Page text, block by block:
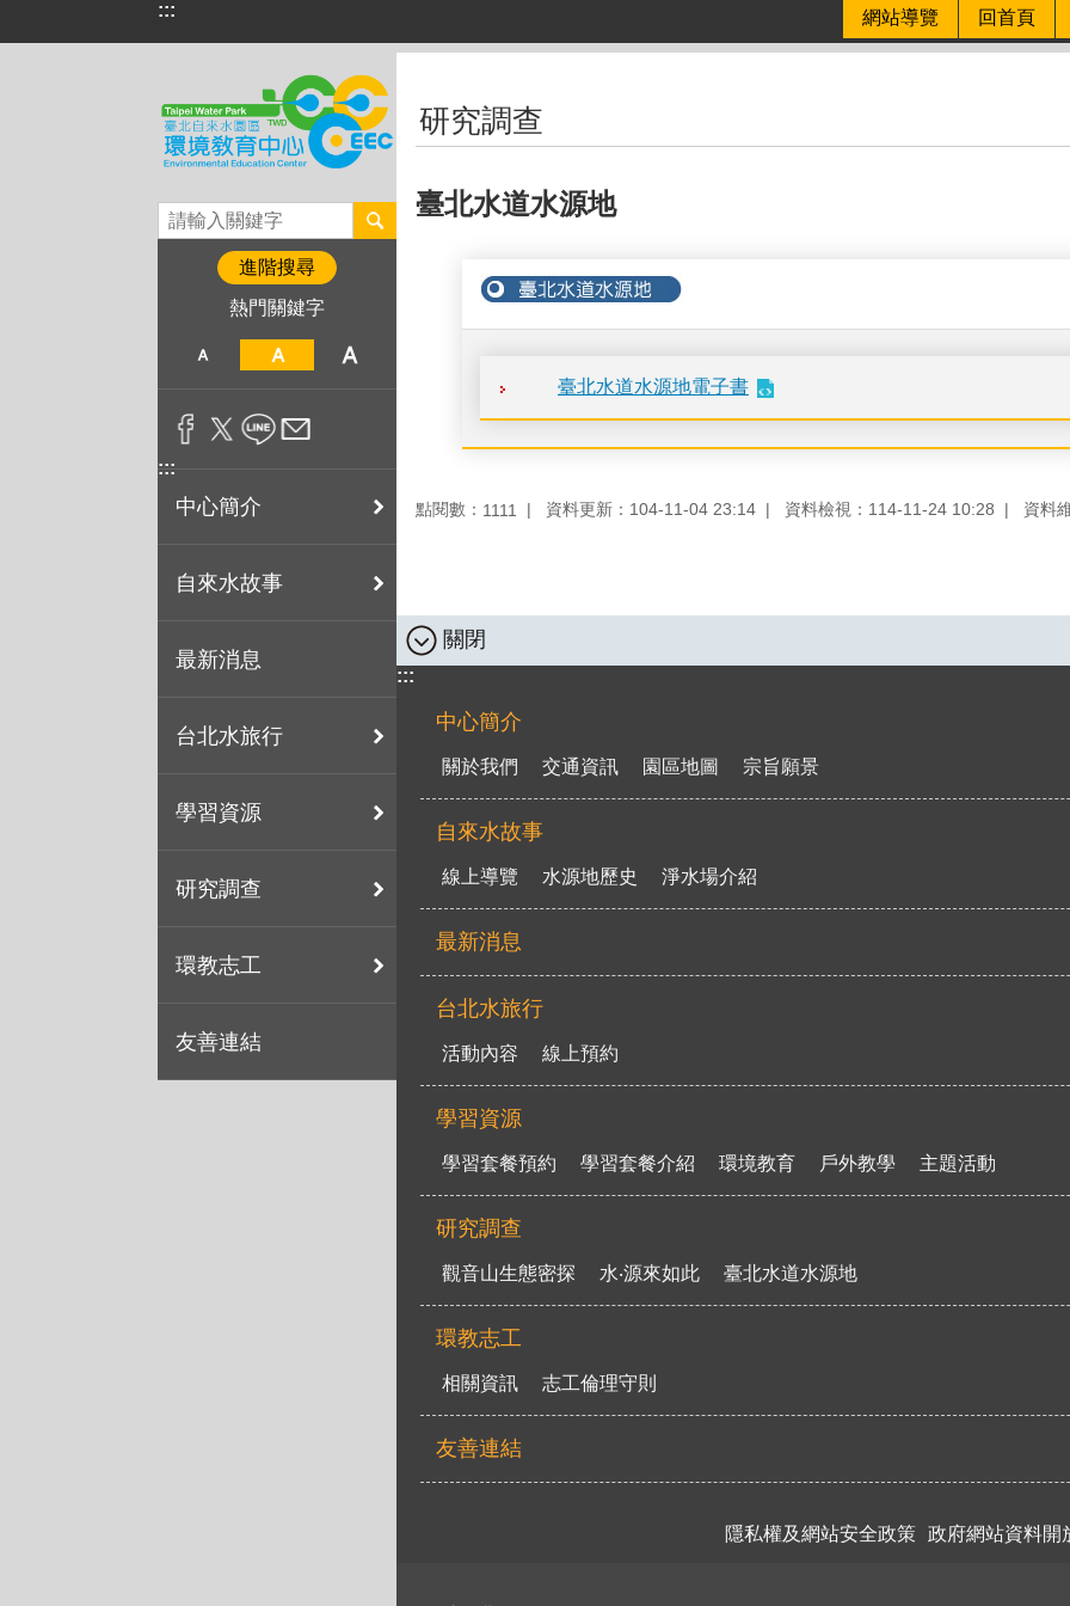
跳到主要內容區塊
::: 網站導覽 回首頁
進階搜尋
熱門關鍵字
:::
中心簡介
自來水故事
最新消息
台北水旅行
學習資源
研究調查
環教志工
友善連結
研究調查
臺北水道水源地
臺北水道水源地電子書
點閱數： 1111 資料更新：104-11-04 23:14 資料檢視：114-11-24 10:28 資料
關閉
:::
中心簡介
關於我們 交通資訊 園區地圖 宗旨願景
自來水故事
線上導覽 水源地歷史 淨水場介紹
最新消息
台北水旅行
活動內容 線上預約
學習資源
學習套餐預約 學習套餐介紹 環境教育 戶外教學 主題活動
研究調查
觀音山生態密探 水‧源來如此 臺北水道水源地
環教志工
相關資訊 志工倫理守則
友善連結
隱私權及網站安全政策 政府網站資料開